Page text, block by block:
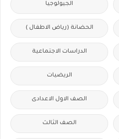
الجيولوجيا
الحضانة (رياض الاطفال )
الدراسات الاجتماعية
الريضيات
الصف الاول الاعدادى
الصف الثالث